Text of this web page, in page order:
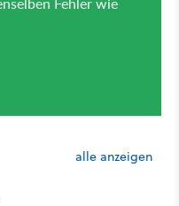
alle anzeigen